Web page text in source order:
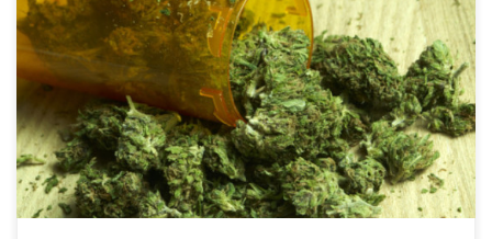
Medyczna marihuana w Czechach jest legalna już od niemalże
pół roku. Jednak jej popularność nadal jest znikoma. Ciężko jest
znaleźć lekarza, który by ją przepisał a jej cena dla wielu […]